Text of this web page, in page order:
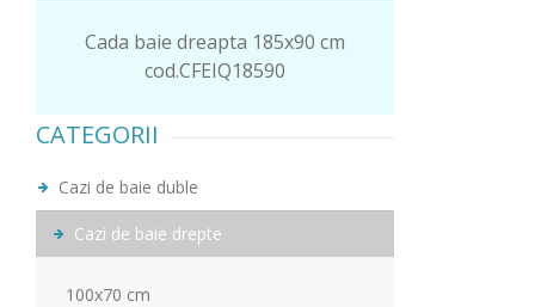
Cada baie dreapta 185x90 cm
cod.CFEIQ18590
CATEGORII
Cazi de baie duble
Cazi de baie drepte
100x70 cm